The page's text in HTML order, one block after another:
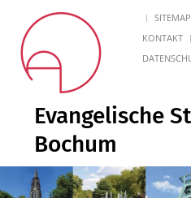
SITEMAP
KONTAKT
Evangelische
Bochum